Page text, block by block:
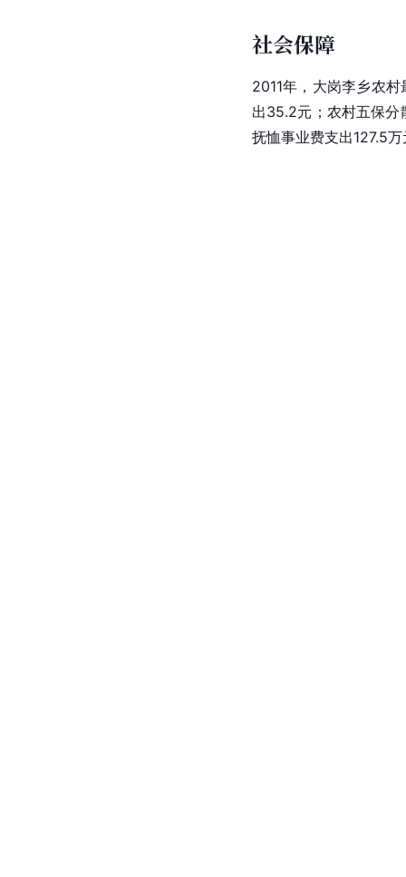
社会保障
2011年，大岗李乡农
出35.2元；农村五保分
抚恤事业费支出127.5